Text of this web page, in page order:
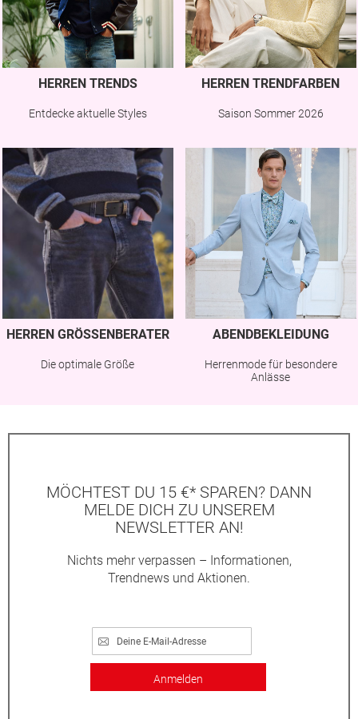
HERREN TRENDS
Entdecke aktuelle Styles
HERREN TRENDFARBEN
Saison Sommer 2026
HERREN GRÖSSENBERATER
Die optimale Größe
ABENDBEKLEIDUNG
Herrenmode für besondere
Anlässe
MÖCHTEST DU 15 €* SPAREN? DANN
MELDE DICH ZU UNSEREM
NEWSLETTER AN!
Nichts mehr verpassen – Informationen,
Trendnews und Aktionen.
Anmelden